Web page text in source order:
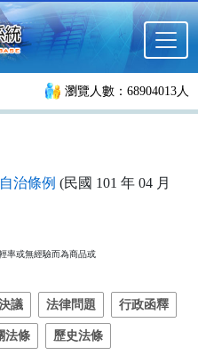
瀏覽人數：68904013人
治條例 (民國 101 年 04 月
率或無經驗而為商品或
議 法律問題 行政函釋
法條 歷史法條